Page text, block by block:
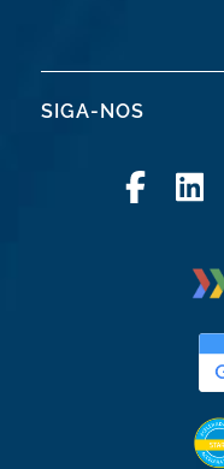
SIGA-NOS